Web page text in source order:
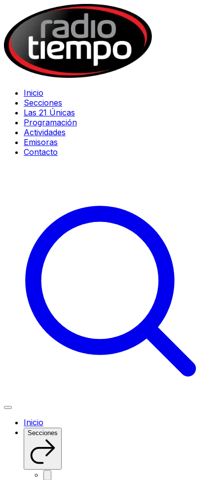
Inicio
Secciones
Las 21 Únicas
Programación
Actividades
Emisoras
Contacto
Inicio
Secciones